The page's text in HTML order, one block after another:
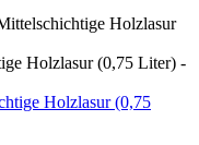
Holzlasur (0,75 Liter) -